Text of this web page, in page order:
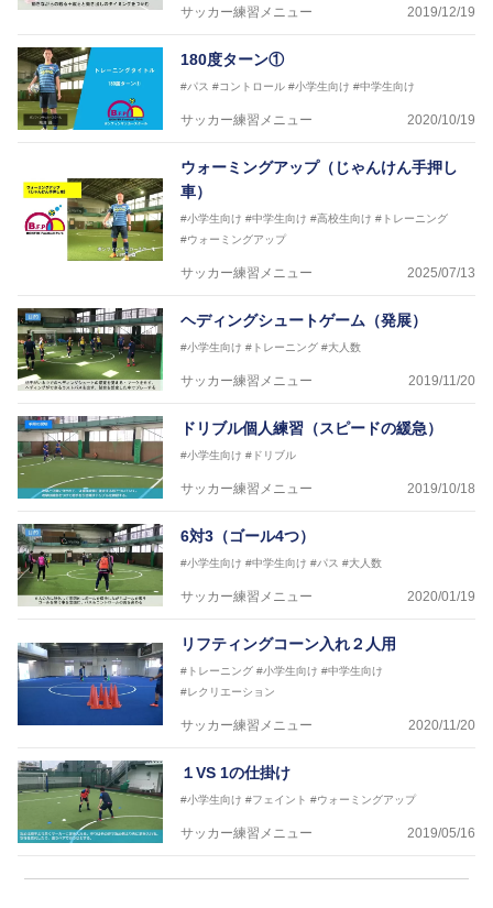
サッカー練習メニュー 2019/12/19
180度ターン①
#パス #コントロール #小学生向け #中学生向け
サッカー練習メニュー 2020/10/19
ウォーミングアップ（じゃんけん手押し
車）
#小学生向け #中学生向け #高校生向け #トレーニング
#ウォーミングアップ
サッカー練習メニュー 2025/07/13
ヘディングシュートゲーム（発展）
#小学生向け #トレーニング #大人数
サッカー練習メニュー 2019/11/20
ドリブル個人練習（スピードの緩急）
#小学生向け #ドリブル
サッカー練習メニュー 2019/10/18
6対3（ゴール4つ）
#小学生向け #中学生向け #パス #大人数
サッカー練習メニュー 2020/01/19
リフティングコーン入れ２人用
#トレーニング #小学生向け #中学生向け
#レクリエーション
サッカー練習メニュー 2020/11/20
１VS 1の仕掛け
#小学生向け #フェイント #ウォーミングアップ
サッカー練習メニュー 2019/05/16